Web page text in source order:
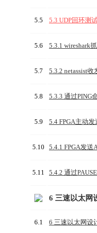
5.5 5.3 UDP回环测
5.6 5.3.1 wireshark
5.7 5.3.2 netassist
5.8 5.3.3 通过PING
5.9 5.4 FPGA主动
5.10 5.4.1 FPGA发送
5.11 5.4.2 通过
6 三速以太网
6.1 6 三速以太网设